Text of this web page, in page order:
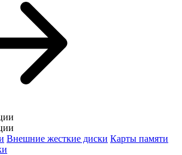
Внешние жесткие диски Карты памяти